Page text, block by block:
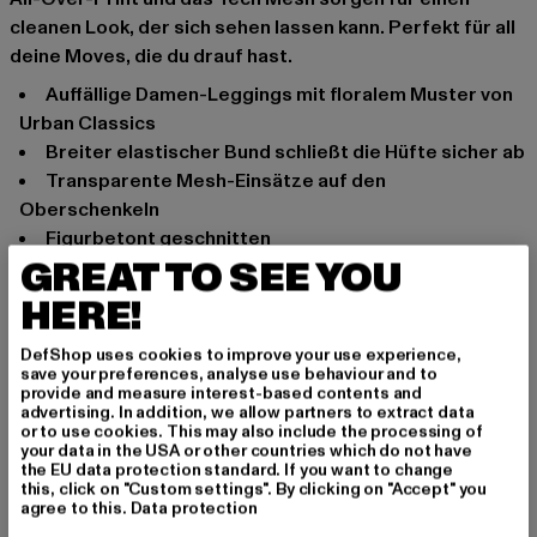
cleanen Look, der sich sehen lassen kann. Perfekt für all
deine Moves, die du drauf hast.
auffällige Damen-Leggings mit floralem Muster von
Urban Classics
breiter elastischer Bund schließt die Hüfte sicher ab
transparente Mesh-Einsätze auf den
Oberschenkeln
figurbetont geschnitten
Anlass: Street, Alltag, Bequem, Freizeit, Casual
Marke: Urban Classics
Kat.: Leggings
Farbe: grau, bunt
Hersteller Farbe: darkflower
Materialzusammensetzung: 77% Polyester, 23%
Elasthan
Art.Nr: TB4005-02822
GREAT TO SEE YOU
HERE!
DefShop uses cookies to improve your use experience,
save your preferences, analyse use behaviour and to
provide and measure interest-based contents and
advertising. In addition, we allow partners to extract data
or to use cookies. This may also include the processing of
your data in the USA or other countries which do not have
the EU data protection standard. If you want to change
this, click on "Custom settings". By clicking on "Accept" you
agree to this. Data protection